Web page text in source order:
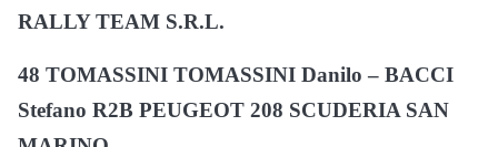
RALLY TEAM S.R.L.
48 TOMASSINI TOMASSINI Danilo – BACCI
Stefano R2B PEUGEOT 208 SCUDERIA SAN